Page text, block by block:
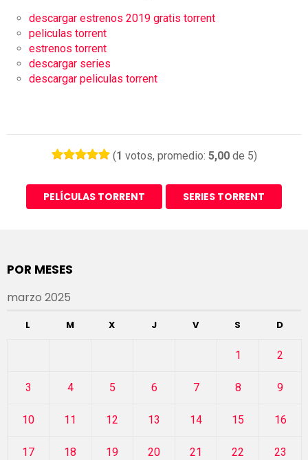
descargar estrenos 2019 gratis torrent
peliculas torrent
estrenos torrent
descargar series
descargar peliculas torrent
(1 votos, promedio: 5,00de 5)
PELÍCULAS TORRENT SERIES TORRENT
POR MESES
marzo 2025
L M X J V S D
1 2
3 4 5 6 7 8 9
10 11 12 13 14 15 16
17 18 19 20 21 22 23